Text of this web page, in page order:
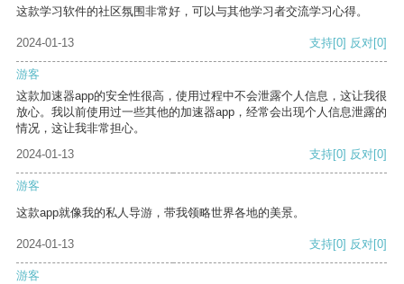
这款学习软件的社区氛围非常好，可以与其他学习者交流学习心得。
2024-01-13 支持[0] 反对[0]
游客
这款加速器app的安全性很高，使用过程中不会泄露个人信息，这让我很
放心。我以前使用过一些其他的加速器app，经常会出现个人信息泄露的
情况，这让我非常担心。
2024-01-13
支持[0] 反对[0]
游客
这款app就像我的私人导游，带我领略世界各地的美景。
2024-01-13 支持[0] 反对[0]
游客